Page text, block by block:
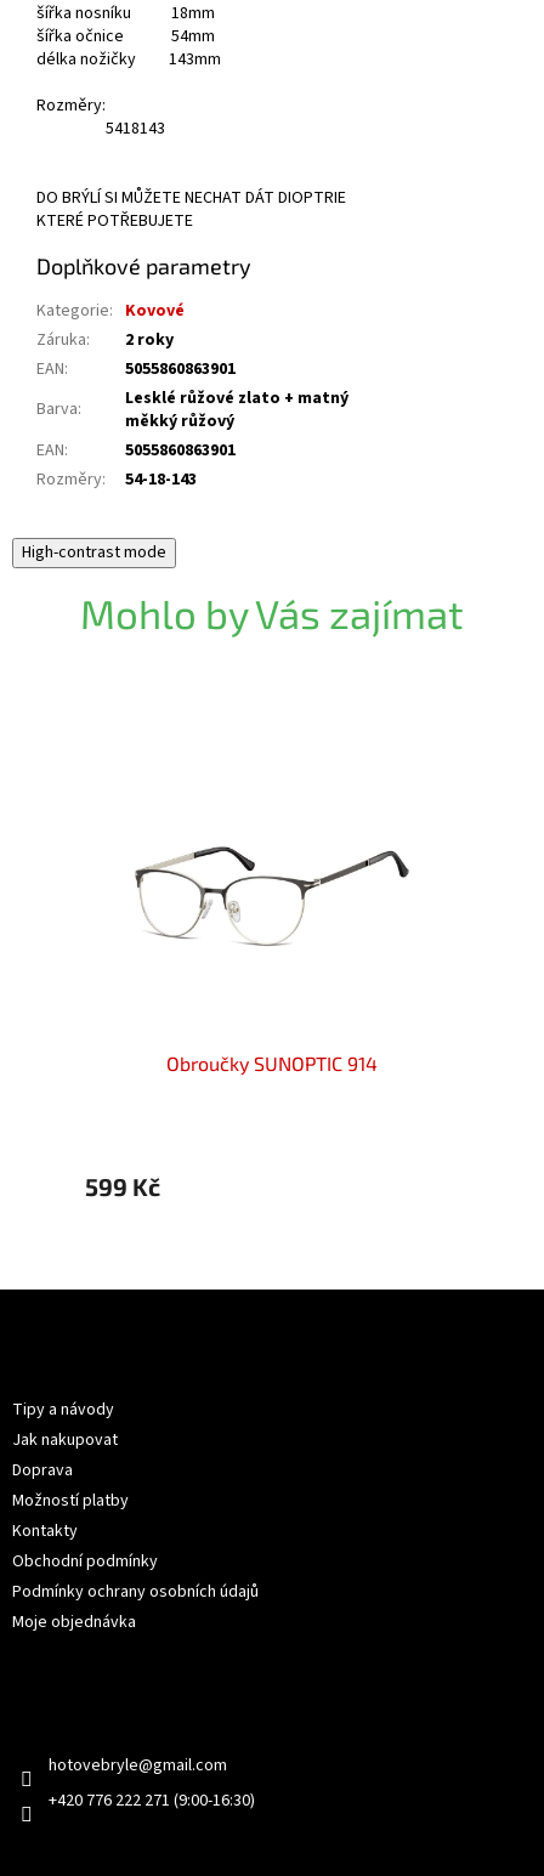
šířka nosníku 18mm
šířka očnice 54mm
délka nožičky 143mm
Rozměry:
5418143
DO BRÝLÍ SI MŮŽETE NECHAT DÁT DIOPTRIE
KTERÉ POTŘEBUJETE
Doplňkové parametry
Kategorie: Kovové
Záruka:
2 roky
EAN:
5055860863901
Barva:
Lesklé růžové zlato + matný
měkký růžový
EAN:
5055860863901
Rozměry: 54-18-143
High-contrast mode
Mohlo by Vás zajímat
Obroučky SUNOPTIC 914
599 Kč
Tipy a návody
Jak nakupovat
Doprava
Možností platby
Kontakty
Obchodní podmínky
Podmínky ochrany osobních údajů
Moje objednávka
hotovebryle@gmail.com
+420 776 222 271 (9:00-16:30)